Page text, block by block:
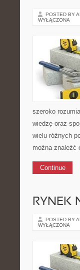
POSTED BY
WYŁĄCZONA
szeroko
wiedzę oraz
wielu różnych
można znaleźć
Continue
RYNEK
POSTED BY
WYŁĄCZONA